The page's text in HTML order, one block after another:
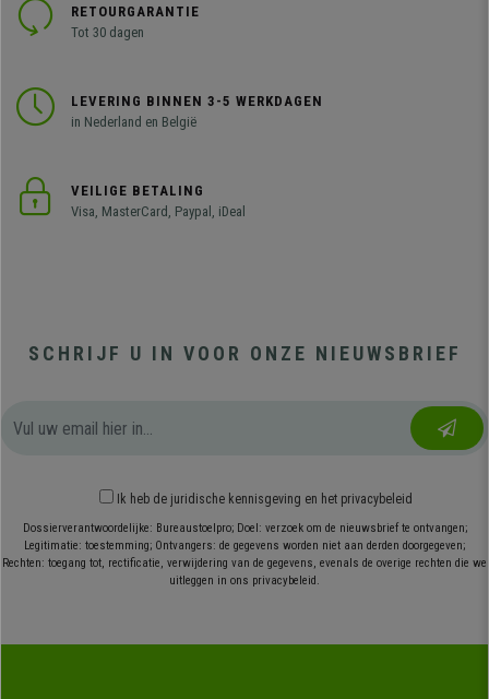
RETOURGARANTIE
Tot 30 dagen
LEVERING BINNEN 3-5 WERKDAGEN
in Nederland en België
VEILIGE BETALING
Visa, MasterCard, Paypal, iDeal
SCHRIJF U IN VOOR ONZE NIEUWSBRIEF
Ik heb de juridische kennisgeving en het privacybeleid
Dossierverantwoordelijke: Bureaustoelpro; Doel: verzoek om de nieuwsbrief te ontvangen;
Legitimatie: toestemming; Ontvangers: de gegevens worden niet aan derden doorgegeven;
Rechten: toegang tot, rectificatie, verwijdering van de gegevens, evenals de overige rechten die we
uitleggen in ons privacybeleid.